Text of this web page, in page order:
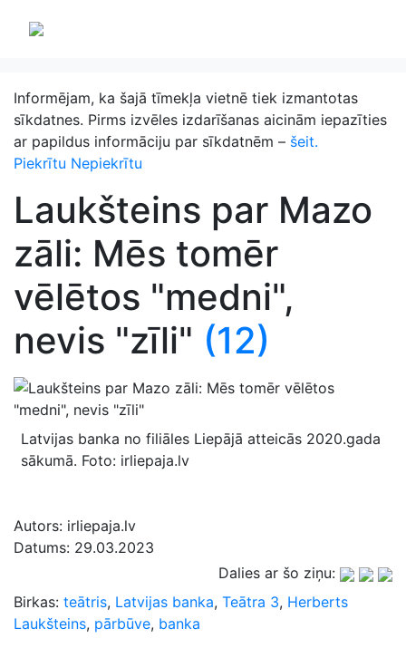
Informējam, ka šajā tīmekļa vietnē tiek izmantotas
sīkdatnes. Pirms izvēles izdarīšanas aicinām iepazīties
ar papildus informāciju par sīkdatnēm – šeit.
Piekrītu Nepiekrītu
Laukšteins par Mazo
zāli: Mēs tomēr
vēlētos "medni",
nevis "zīli" (12)
Latvijas banka no filiāles Liepājā atteicās 2020.gada
sākumā. Foto: irliepaja.lv
Autors: irliepaja.lv
Datums: 29.03.2023
Dalies ar šo ziņu:
Birkas: teātris, Latvijas banka, Teātra 3, Herberts
Laukšteins, pārbūve, banka